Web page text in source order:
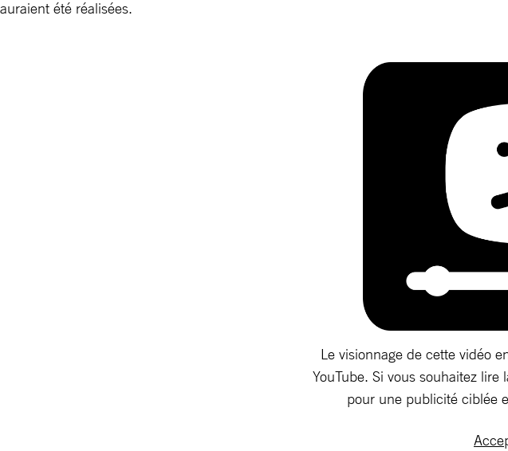
auraient été réalisées.
Le visionnage de cette vidéo
YouTube. Si vous souhaitez
pour une publicité ciblée